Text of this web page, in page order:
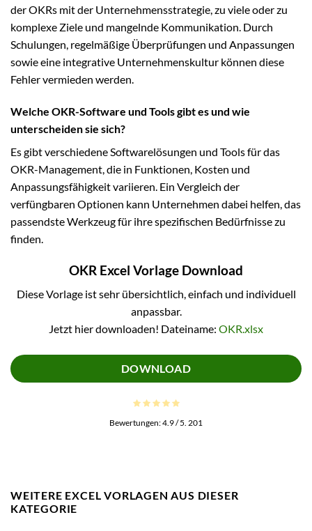
der OKRs mit der Unternehmensstrategie, zu viele oder zu
komplexe Ziele und mangelnde Kommunikation. Durch
Schulungen, regelmäßige Überprüfungen und Anpassungen
sowie eine integrative Unternehmenskultur können diese
Fehler vermieden werden.
Welche OKR-Software und Tools gibt es und wie
unterscheiden sie sich?
Es gibt verschiedene Softwarelösungen und Tools für das
OKR-Management, die in Funktionen, Kosten und
Anpassungsfähigkeit variieren. Ein Vergleich der
verfüngbaren Optionen kann Unternehmen dabei helfen, das
passendste Werkzeug für ihre spezifischen Bedürfnisse zu
finden.
OKR Excel Vorlage Download
Diese Vorlage ist sehr übersichtlich, einfach und individuell
anpassbar.
Jetzt hier downloaden! Dateiname: OKR.xlsx
DOWNLOAD
Bewertungen:4.9/ 5. 201
WEITERE EXCEL VORLAGEN AUS DIESER
KATEGORIE